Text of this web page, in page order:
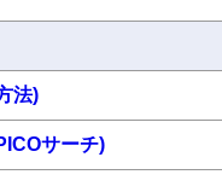
法)
サーチ)